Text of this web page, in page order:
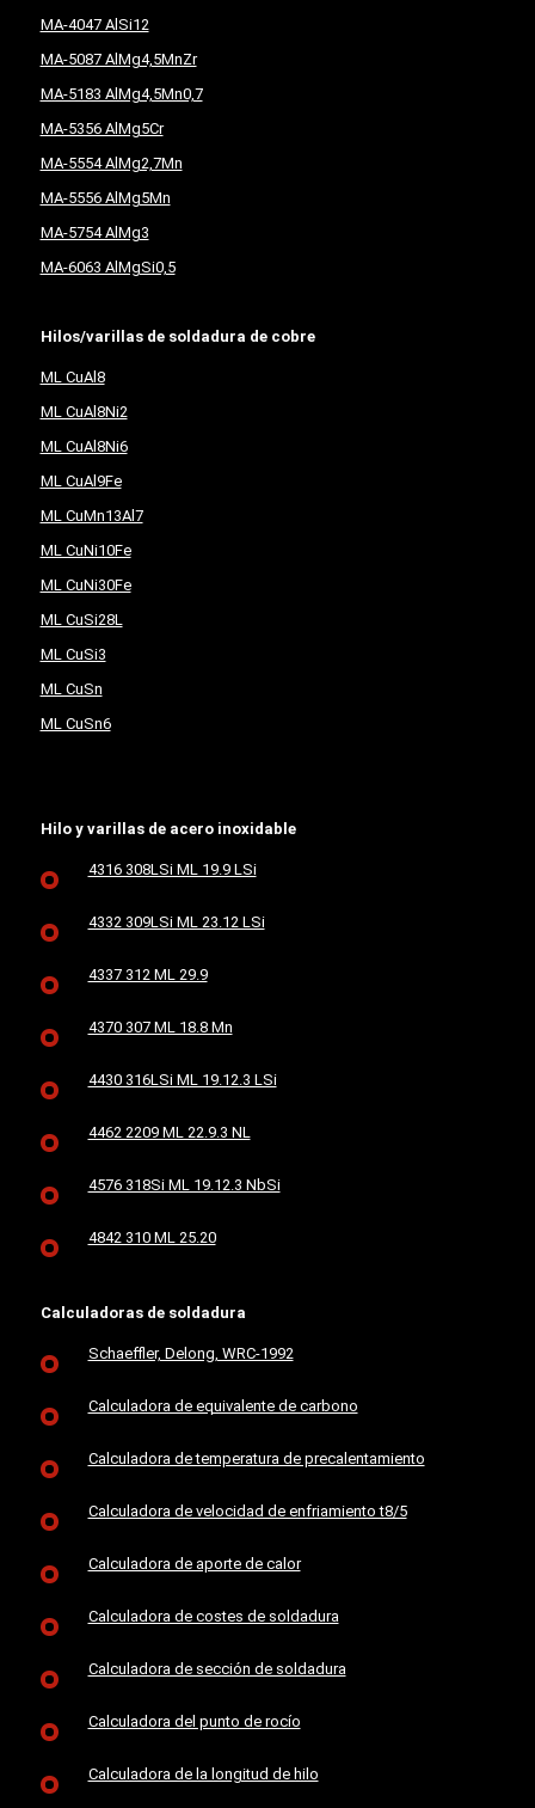
MA-4047 AlSi12
MA-5087 AlMg4,5MnZr
MA-5183 AlMg4,5Mn0,7
MA-5356 AlMg5Cr
MA-5554 AlMg2,7Mn
MA-5556 AlMg5Mn
MA-5754 AlMg3
MA-6063 AlMgSi0,5
Hilos/varillas de soldadura de cobre
ML CuAl8
ML CuAl8Ni2
ML CuAl8Ni6
ML CuAl9Fe
ML CuMn13Al7
ML CuNi10Fe
ML CuNi30Fe
ML CuSi28L
ML CuSi3
ML CuSn
ML CuSn6
Hilo y varillas de acero inoxidable
4316 308LSi ML 19.9 LSi
4332 309LSi ML 23.12 LSi
4337 312 ML 29.9
4370 307 ML 18.8 Mn
4430 316LSi ML 19.12.3 LSi
4462 2209 ML 22.9.3 NL
4576 318Si ML 19.12.3 NbSi
4842 310 ML 25.20
Calculadoras de soldadura
Schaeffler, Delong, WRC-1992
Calculadora de equivalente de carbono
Calculadora de temperatura de precalentamiento
Calculadora de velocidad de enfriamiento t8/5
Calculadora de aporte de calor
Calculadora de costes de soldadura
Calculadora de sección de soldadura
Calculadora del punto de rocío
Calculadora de la longitud de hilo